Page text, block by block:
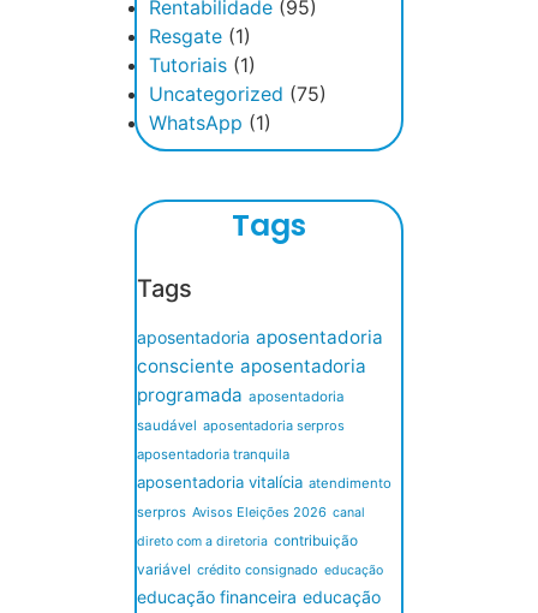
Rentabilidade (95)
Resgate (1)
Tutoriais (1)
Uncategorized (75)
WhatsApp (1)
Tags
Tags
aposentadoria aposentadoria
consciente aposentadoria
programada aposentadoria
saudável aposentadoria serpros
aposentadoria tranquila
aposentadoria vitalícia atendimento
serpros Avisos Eleições 2026 canal
direto com a diretoria contribuição
variável crédito consignado educação
educação financeira educação